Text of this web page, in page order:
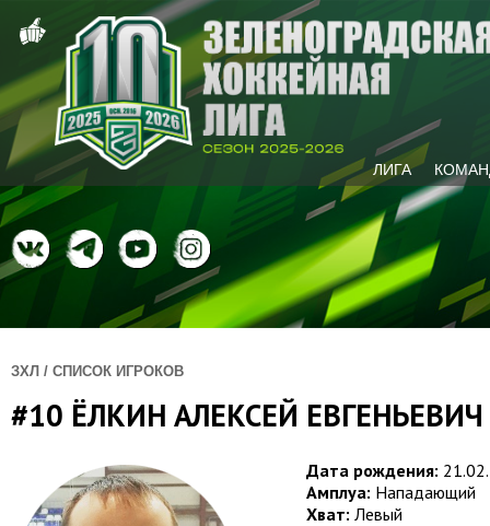
ЛИГА
ЗХЛ / СПИСОК ИГРОКОВ
#10 ЁЛКИН АЛЕКСЕЙ ЕВГЕНЬЕВИЧ
Дата рождения:
Амплуа: Нападающий
Хват: Левый